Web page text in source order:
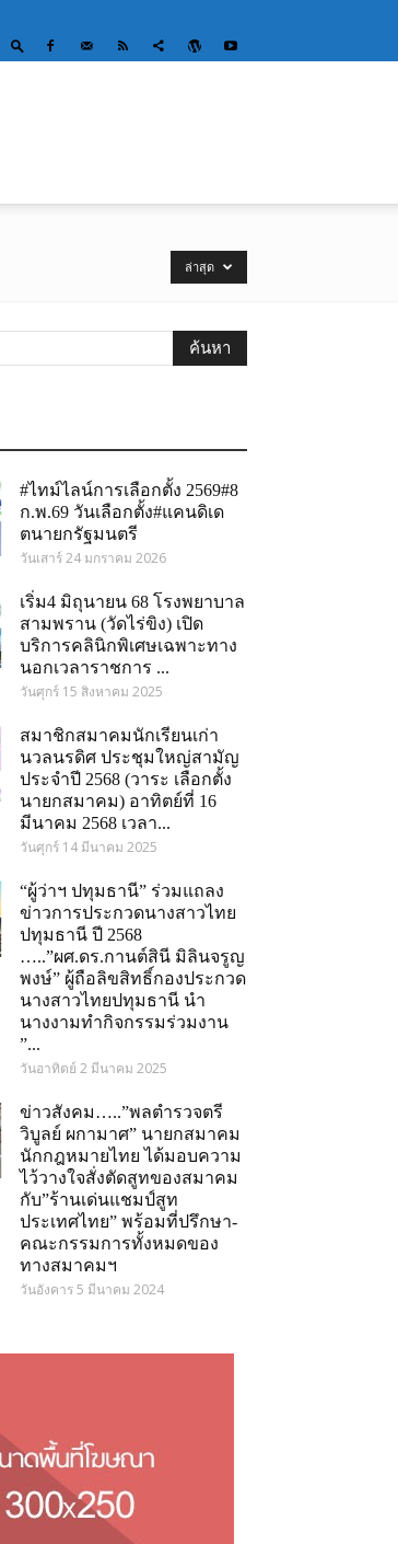
ล่าสุด
#ไทม์ไลน์การเลือกตั้ง 2569#8
ก.พ.69 วันเลือกตั้ง#แคนดิเด
ตนายกรัฐมนตรี
วันเสาร์ 24 มกราคม 2026
เริ่ม4 มิถุนายน 68 โรงพยาบาล
สามพราน (วัดไร่ขิง) เปิด
บริการคลินิกพิเศษเฉพาะทาง
นอกเวลาราชการ ...
วันศุกร์ 15 สิงหาคม 2025
สมาชิกสมาคมนักเรียนเก่า
นวลนรดิศ ประชุมใหญ่สามัญ
ประจำปี 2568 (วาระ เลือกตั้ง
นายกสมาคม) อาทิตย์ที่ 16
มีนาคม 2568 เวลา...
วันศุกร์ 14 มีนาคม 2025
“ผู้ว่าฯ ปทุมธานี” ร่วมแถลง
ข่าวการประกวดนางสาวไทย
ปทุมธานี ปี 2568
…..”ผศ.ดร.กานต์สินี มิลินจรูญ
พงษ์” ผู้ถือลิขสิทธิ์กองประกวด
นางสาวไทยปทุมธานี นำ
นางงามทำกิจกรรมร่วมงาน
”...
วันอาทิตย์ 2 มีนาคม 2025
ข่าวสังคม…..”พลตำรวจตรี
วิบูลย์ ผกามาศ” นายกสมาคม
นักกฎหมายไทย ได้มอบความ
ไว้วางใจสั่งตัดสูทของสมาคม
กับ”ร้านเด่นแชมป์สูท
ประเทศไทย” พร้อมที่ปรึกษา-
คณะกรรมการทั้งหมดของ
ทางสมาคมฯ
วันอังคาร 5 มีนาคม 2024